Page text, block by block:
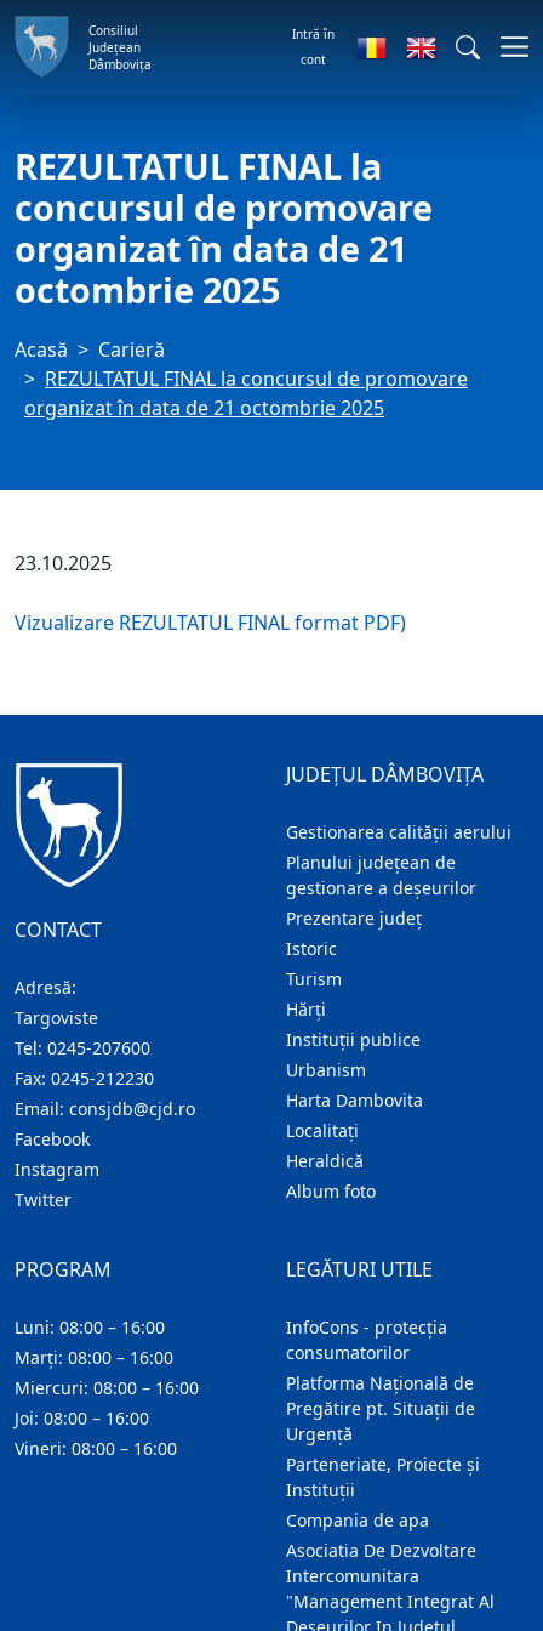
Consiliul
Județean
Dâmbovița
Intră în
cont
REZULTATUL FINAL la
concursul de promovare
organizat în data de 21
octombrie 2025
Acasă
Carieră
REZULTATUL FINAL la concursul de promovare
organizat în data de 21 octombrie 2025
23.10.2025
Vizualizare REZULTATUL FINAL format PDF)
CONTACT
Adresă:
Targoviste
Tel: 0245-207600
Fax: 0245-212230
Email: consjdb@cjd.ro
Facebook
Instagram
Twitter
JUDEȚUL DÂMBOVIȚA
Gestionarea calității aerului
Planului județean de
gestionare a deșeurilor
Prezentare judeţ
Istoric
Turism
Hărţi
Instituţii publice
Urbanism
Harta Dambovita
Localitaţi
Heraldică
Album foto
LEGĂTURI UTILE
InfoCons - protecția
consumatorilor
Platforma Națională de
Pregătire pt. Situații de
Urgență
Parteneriate, Proiecte și
Instituții
Compania de apa
Asociatia De Dezvoltare
Intercomunitara
"Management Integrat Al
PROGRAM
Luni: 08:00 – 16:00
Marți: 08:00 – 16:00
Miercuri: 08:00 – 16:00
Joi: 08:00 – 16:00
Vineri: 08:00 – 16:00